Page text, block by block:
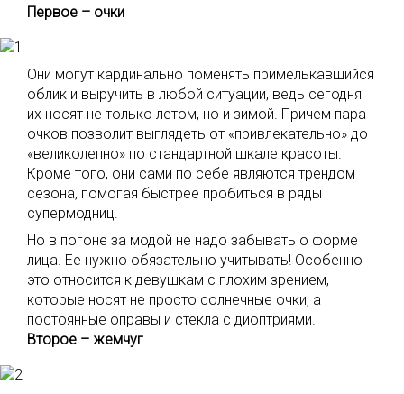
Первое – очки
Они могут кардинально поменять примелькавшийся
облик и выручить в любой ситуации, ведь сегодня
их носят не только летом, но и зимой. Причем пара
очков позволит выглядеть от «привлекательно» до
«великолепно» по стандартной шкале красоты.
Кроме того, они сами по себе являются трендом
сезона, помогая быстрее пробиться в ряды
супермодниц.
Но в погоне за модой не надо забывать о форме
лица. Ее нужно обязательно учитывать! Особенно
это относится к девушкам с плохим зрением,
которые носят не просто солнечные очки, а
постоянные оправы и стекла с диоптриями.
Второе – жемчуг